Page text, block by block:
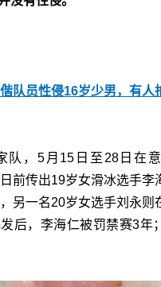
队员性侵16岁少男，有人
队，5月15日至28日在
日前传出19岁女滑冰选手李
另一名20岁女选手刘永则
后，李海仁被罚禁赛3年